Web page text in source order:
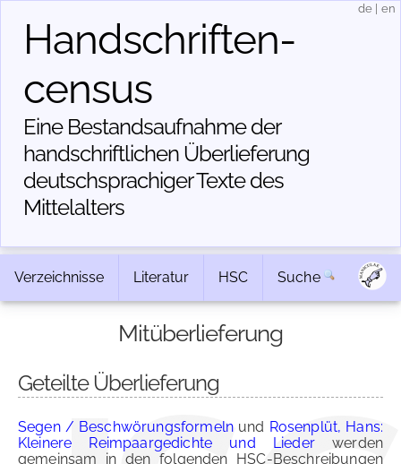
Handschriften­
census
Eine Bestandsaufnahme der
handschriftlichen Über­lieferung
deutschsprachiger Texte des
Mittelalters
de en
Verzeichnisse Literatur HSC Suche
Mitüberlieferung
Geteilte Überlieferung
Segen / Beschwörungsformeln und Rosenplüt, Hans:
Kleinere Reimpaargedichte und Liederwerden
gemeinsam in den folgenden HSC-Beschreibungen